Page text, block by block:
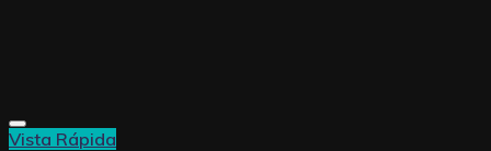
Vista Rápida